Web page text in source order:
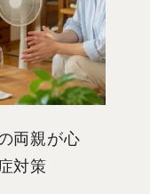
両親が心
対策